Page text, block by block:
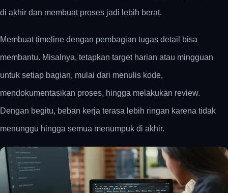
di akhir dan membuat proses jadi lebih berat.
Membuat timeline dengan pembagian tugas detail bisa
membantu. Misalnya, tetapkan target harian atau mingguan
untuk setiap bagian, mulai dari menulis kode,
mendokumentasikan proses, hingga melakukan review.
Dengan begitu, beban kerja terasa lebih ringan karena tidak
menunggu hingga semua menumpuk di akhir.